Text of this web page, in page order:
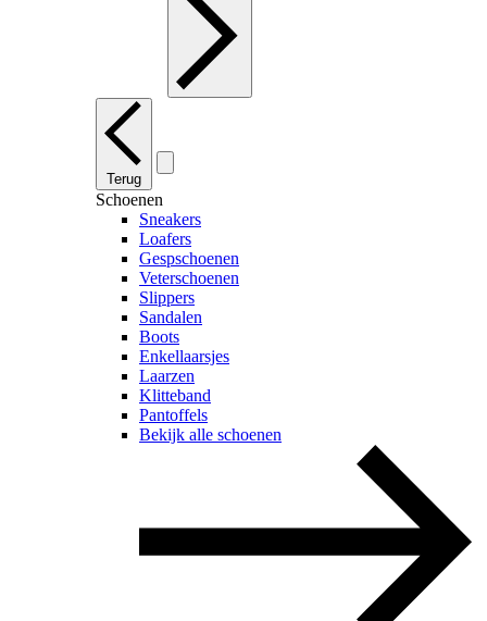
Terug
Schoenen
Sneakers
Loafers
Gespschoenen
Veterschoenen
Slippers
Sandalen
Boots
Enkellaarsjes
Laarzen
Klitteband
Pantoffels
Bekijk alle schoenen